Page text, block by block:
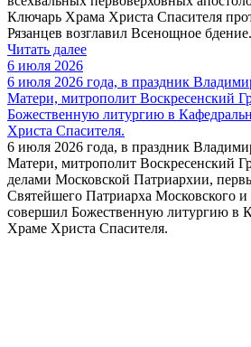
Ключарь Храма Христа Спасителя
Рязанцев возглавил Всенощное бдение.
Читать далее
6 июля 2026
6 июля 2026 года, в праздник
Матери, митрополит Воскресенский
Божественную литургию в
Христа Спасителя.
6 июля 2026 года, в праздник
Матери, митрополит Воскресенский
делами Московской Патриархии,
Святейшего Патриарха Московского
совершил Божественную литургию в
Храме Христа Спасителя.